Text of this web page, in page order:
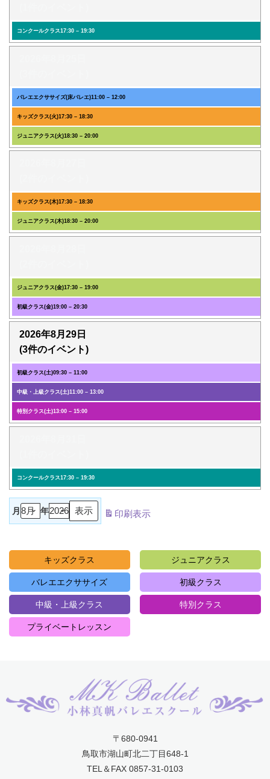
コンクールクラス17:30 – 19:30
バレエエクササイズ(床バレエ)11:00 – 12:00
キッズクラス(火)17:30 – 18:30
ジュニアクラス(火)18:30 – 20:00
キッズクラス(木)17:30 – 18:30
ジュニアクラス(木)18:30 – 20:00
ジュニアクラス(金)17:30 – 19:00
初級クラス(金)19:00 – 20:30
2026年8月29日
(3件のイベント)
初級クラス(土)09:30 – 11:00
中級・上級クラス(土)11:00 – 13:00
特別クラス(土)13:00 – 15:00
コンクールクラス17:30 – 19:30
月 年 印刷表示
キッズクラス ジュニアクラス
バレエエクササイズ 初級クラス
中級・上級クラス 特別クラス
プライベートレッスン
〒680-0941
鳥取市湖山町北二丁目648-1
TEL＆FAX 0857-31-0103